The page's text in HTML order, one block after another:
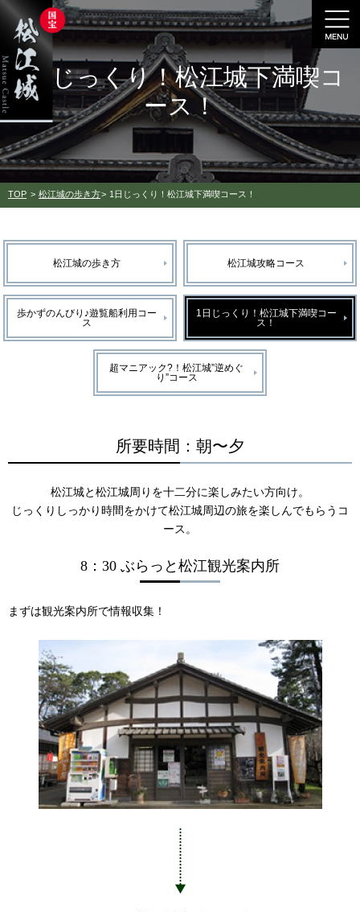
1日じっくり！松江城下満喫コ
ース！
TOP 松江城の歩き方 1日じっくり！松江城下満喫コース！
松江城の歩き方 松江城攻略コース
歩かずのんびり♪遊覧船利用コー
ス
1日じっくり！松江城下満喫コー
ス！
超マニアック?！松江城”逆めぐ
り”コース
所要時間：朝〜夕
松江城と松江城周りを十二分に楽しみたい方向け。
じっくりしっかり時間をかけて松江城周辺の旅を楽しんでもらうコ
ース。
8：30 ぶらっと松江観光案内所
まずは観光案内所で情報収集！